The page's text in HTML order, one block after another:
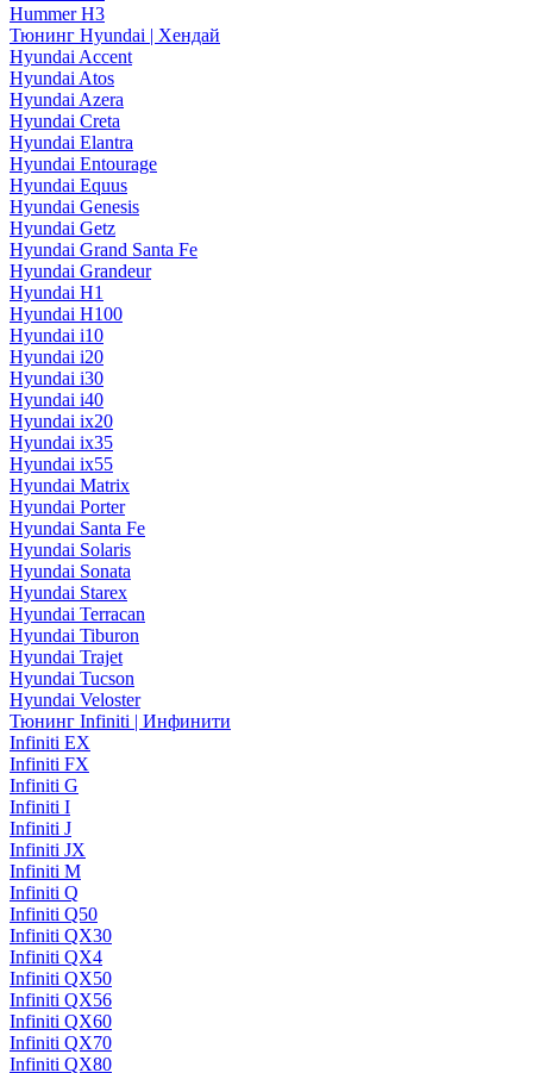
Hummer H3
Тюнинг Hyundai | Хендай
Hyundai Accent
Hyundai Atos
Hyundai Azera
Hyundai Creta
Hyundai Elantra
Hyundai Entourage
Hyundai Equus
Hyundai Genesis
Hyundai Getz
Hyundai Grand Santa Fe
Hyundai Grandeur
Hyundai H1
Hyundai H100
Hyundai i10
Hyundai i20
Hyundai i30
Hyundai i40
Hyundai ix20
Hyundai ix35
Hyundai ix55
Hyundai Matrix
Hyundai Porter
Hyundai Santa Fe
Hyundai Solaris
Hyundai Sonata
Hyundai Starex
Hyundai Terracan
Hyundai Tiburon
Hyundai Trajet
Hyundai Tucson
Hyundai Veloster
Тюнинг Infiniti | Инфинити
Infiniti EX
Infiniti FX
Infiniti G
Infiniti I
Infiniti J
Infiniti JX
Infiniti M
Infiniti Q
Infiniti Q50
Infiniti QX30
Infiniti QX4
Infiniti QX50
Infiniti QX56
Infiniti QX60
Infiniti QX70
Infiniti QX80